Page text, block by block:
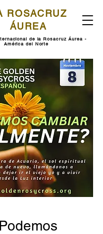
ROSACRUZ
ÁUREA
de la Rosacruz Áurea -
América del Norte